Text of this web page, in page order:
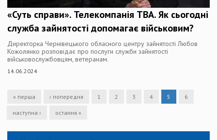
«Суть справи». Телекомпанія ТВА. Як сьогодні
служба зайнятості допомагає військовим?
Директорка Чернівецького обласного центру зайнятості Любов
Кожолянко розповідає про послуги служби зайнятості
військовослужбовцям, ветеранам.
14.06.2024
« перша ‹ попередня 1 2 3 4 5 6
наступна › остання »